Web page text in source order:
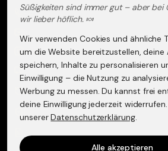
+49 (0) 6249 - 293158
@lakritzspezialitaeten
Versand & Lieferung
Widerruf & Rückgabe
Datenschutzerklärung
Süßigkeiten sind immer gut – aber bei
wir lieber höflich. 🍬
Wir verwenden Cookies und ähnliche
um die Website bereitzustellen, deine
speichern, Inhalte zu personalisieren
Einwilligung – die Nutzung zu
Werbung zu messen. Du kannst frei
deine Einwilligung jederzeit
unserer Datenschutzerklärung.
Alle akzeptieren